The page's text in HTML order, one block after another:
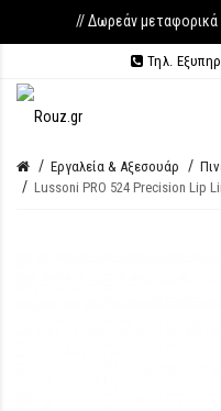
// Δωρεάν μεταφορικά
Τηλ.
Εργαλεία & Αξεσουάρ
Lussoni PRO 524 Precision Lip